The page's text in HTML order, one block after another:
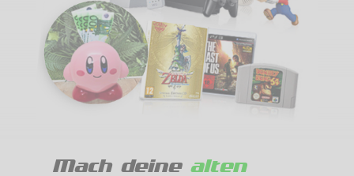
Mach deine alten